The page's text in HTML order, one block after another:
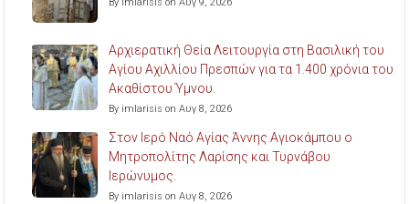
By imlarisis on Αυγ 9, 2026
Αρχιερατική Θεία Λειτουργία στη Βασιλική του
Αγίου Αχιλλίου Πρεσπών για τα 1.400 χρόνια του
Ακαθίστου Ύμνου.
By imlarisis on Αυγ 8, 2026
Στον Ιερό Ναό Αγίας Άννης Αγιοκάμπου ο
Μητροπολίτης Λαρίσης και Τυρνάβου
Ιερώνυμος.
By imlarisis on Αυγ 8, 2026